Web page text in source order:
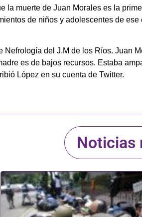
la muerte de Juan Morales es la
de niños y adolescentes de ese
Nefrología del J.M de los Ríos. Juan
es de bajos recursos. Estaba
López en su cuenta de Twitter.
Noticias